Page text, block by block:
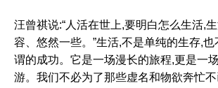
汪曾祺说:“人活在世上,要明白怎么生活,
容、悠然一些。”生活,不是单纯的生存,
谓的成功。它是一场漫长的旅程,更是一
游。我们不必为了那些虚名和物欲奔忙